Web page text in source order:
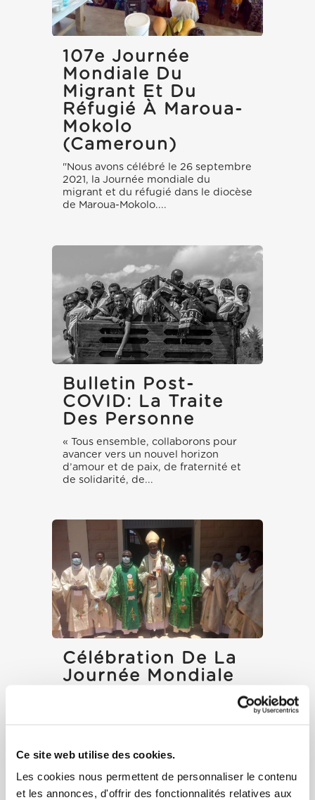
Ce site web utilise des cookies.
Les cookies nous permettent de personnaliser le contenu
et les annonces, d'offrir des fonctionnalités relatives aux
107e Journée
Mondiale Du
Migrant Et Du
Réfugié À Maroua-
Mokolo
(Cameroun)
"Nous avons célébré le 26 septembre
2021, la Journée mondiale du
migrant et du réfugié dans le diocèse
de Maroua-Mokolo....
Bulletin Post-
COVID: La Traite
Des Personne
« Tous ensemble, collaborons pour
avancer vers un nouvel horizon
d’amour et de paix, de fraternité et
de solidarité, de...
Célébration De La
Journée Mondiale
l'Apostolat de la Mer et des
Migrations, le dimanche 26...